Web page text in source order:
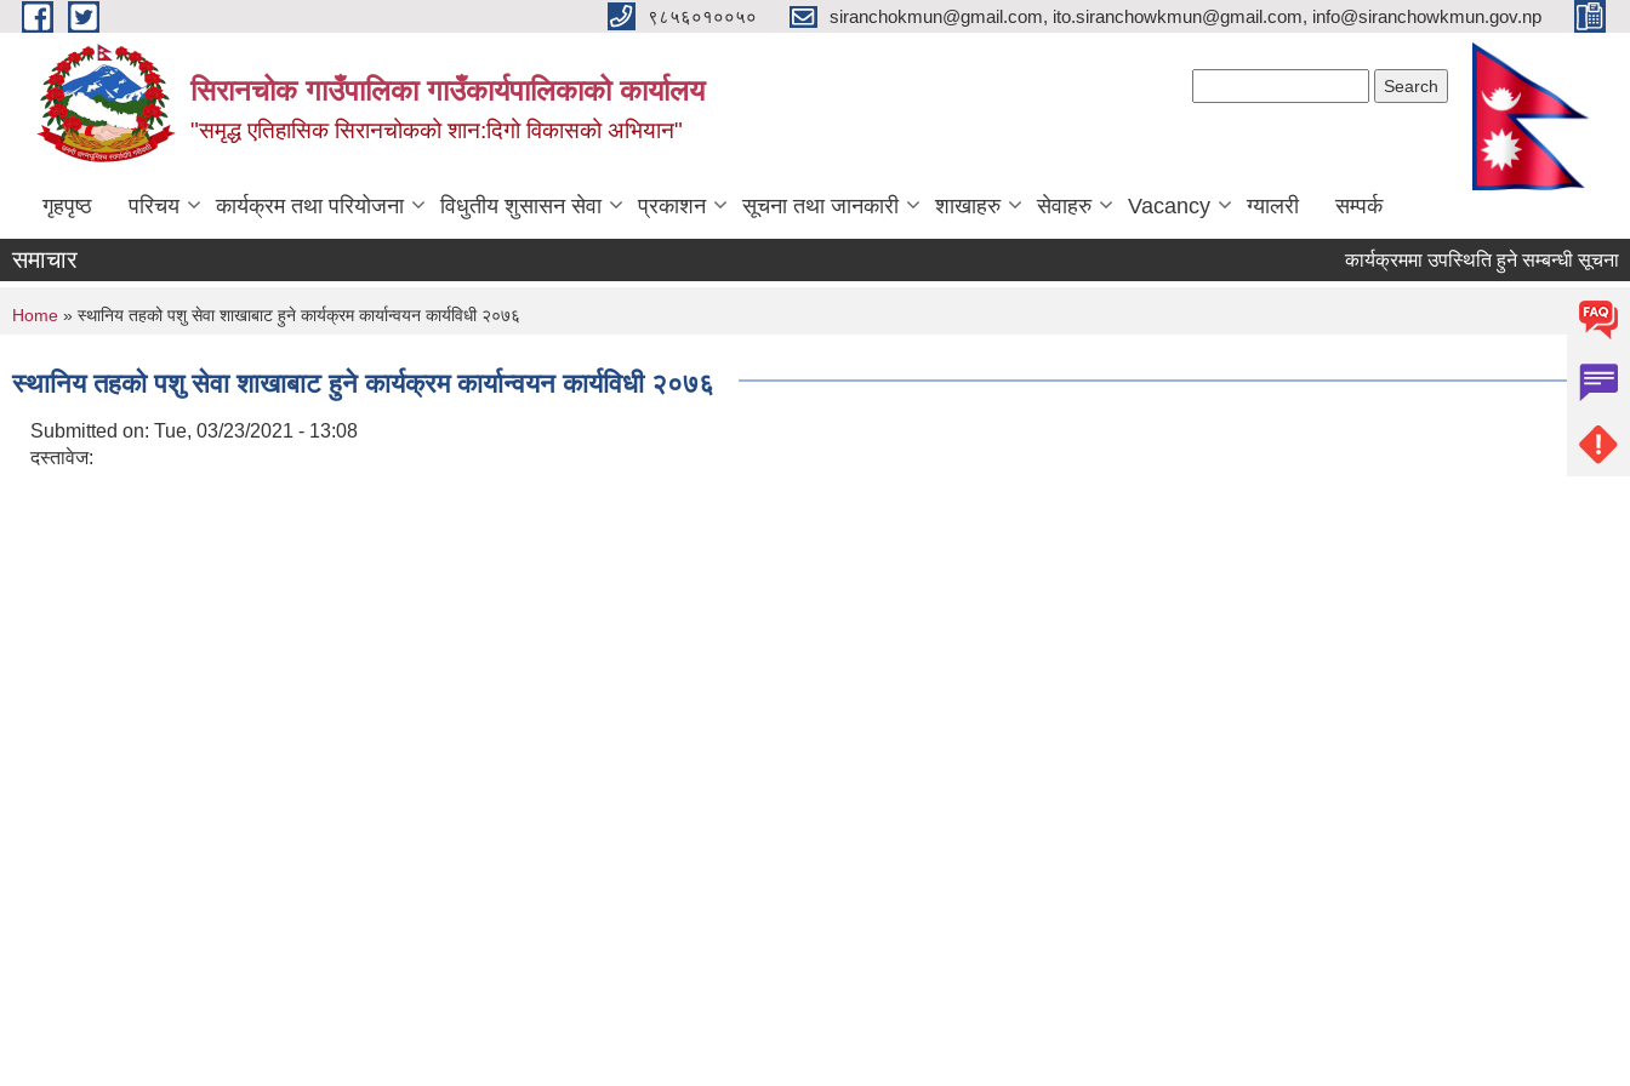
Skip to main content ९८५६०१००५० siranchokmun@gmail.com, ito.siranchowkmun@gmail.com, info@siranchowkmun.gov.np
सिरानचोक गाउँपालिका गाउँकार्यपालिकाको कार्यालय
"समृद्ध एतिहासिक सिरानचोकको शान:दिगो विकासको अभियान"
गृहपृष्ठ परिचय कार्यक्रम तथा परियोजना विधुतीय शुसासन सेवा प्रकाशन सूचना तथा जानकारी शाखाहरु सेवाहरु Vacancy ग्यालरी सम्पर्क
समाचार कार्यक्रममा उपस्थिति हुने सम्बन्धी सूचना ।।
You are here
Home » स्थानिय तहको पशु सेवा शाखाबाट हुने कार्यक्रम कार्यान्वयन कार्यविधी २०७६
स्थानिय तहको पशु सेवा शाखाबाट हुने कार्यक्रम कार्यान्वयन कार्यविधी २०७६
Submitted on: Tue, 03/23/2021 - 13:08
दस्तावेज: